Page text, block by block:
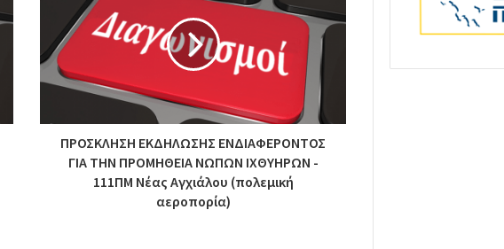
ΠΡΟΣΚΛΗΣΗ ΕΚΔΗΛΩΣΗΣ ΕΝΔΙΑΦΕΡΟΝΤΟΣ
ΓΙΑ ΤΗΝ ΠΡΟΜΗΘΕΙΑ ΝΩΠΩΝ ΙΧΘΥΗΡΩΝ -
111ΠΜ Νέας Αγχιάλου (πολεμική
αεροπορία)